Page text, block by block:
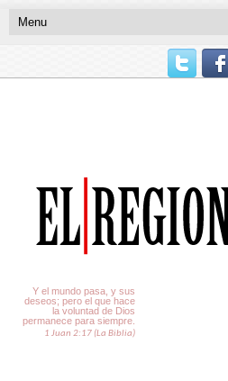
Y el mundo pasa, y sus
deseos; pero el que hace
la voluntad de Dios
permanece para siempre.
1 Juan 2:17 (La Biblia)